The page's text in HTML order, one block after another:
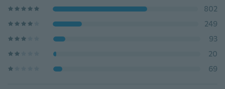
802
249
93
20
69